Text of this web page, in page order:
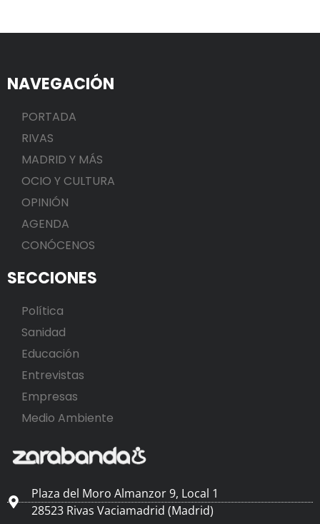
NAVEGACIÓN
PORTADA
RIVAS
MADRID Y MÁS
OCIO Y CULTURA
OPINIÓN
AGENDA
CONÓCENOS
SECCIONES
Política
Sanidad
Educación
Entrevistas
Empresas
Medio Ambiente
Plaza del Moro Almanzor 9, Local 1
28523 Rivas Vaciamadrid (Madrid)